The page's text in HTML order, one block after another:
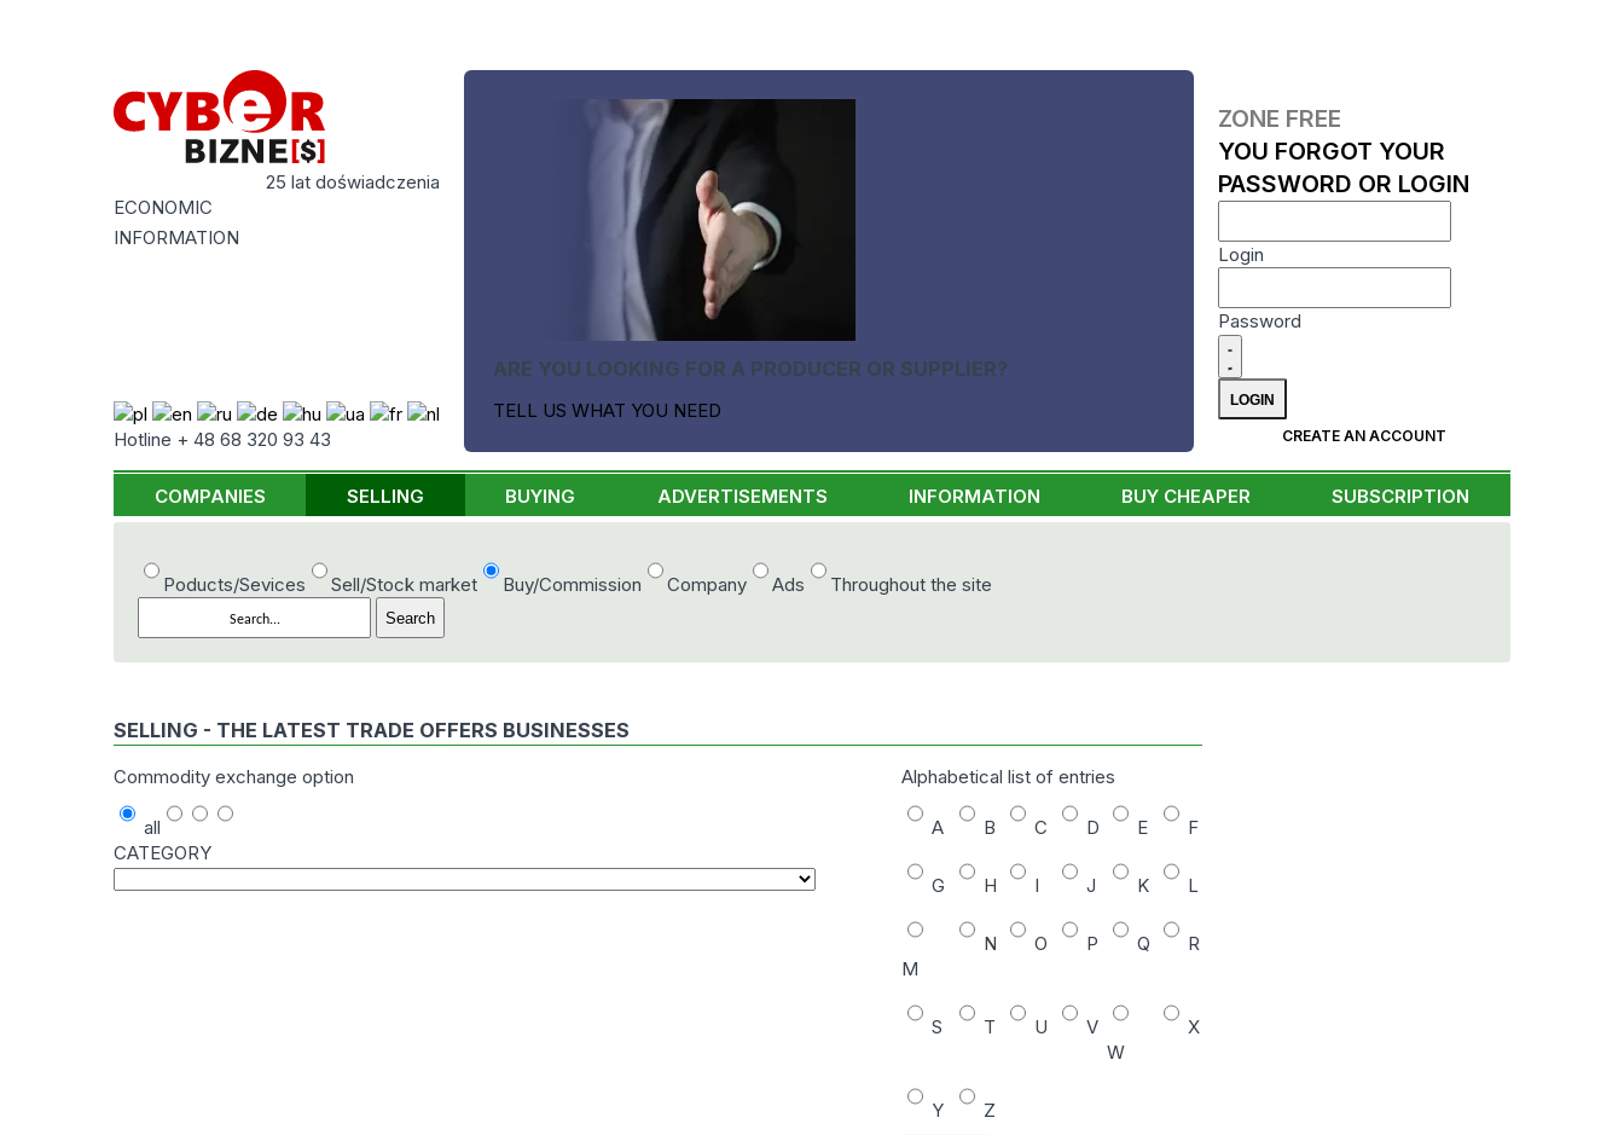
25 lat doświadczenia
ECONOMIC
INFORMATION
Hotline + 48 68 320 93 43
ARE YOU LOOKING FOR A PRODUCER OR SUPPLIER?
TELL US WHAT YOU NEED
ZONE FREE
YOU FORGOT YOUR
PASSWORD OR LOGIN
Login
Password
CREATE AN ACCOUNT
COMPANIES SELLING BUYING ADVERTISEMENTS INFORMATION BUY CHEAPER SUBSCRIPTION
Poducts/Sevices Sell/Stock market Buy/Commission Company Ads Throughout the site
SELLING - THE LATEST TRADE OFFERS BUSINESSES
Commodity exchange option
all
CATEGORY
Alphabetical list of entries
A B C D E F
G H I J K L
M
N O P Q R
S T U
V
W
X
Y
Z